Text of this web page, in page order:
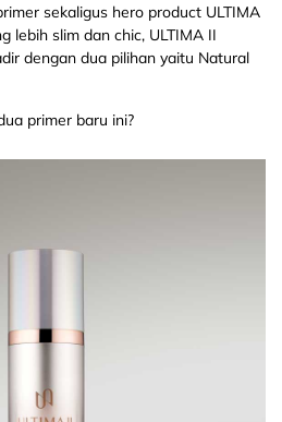
sekaligus hero product ULTIMA
lebih slim dan chic, ULTIMA II
dengan dua pilihan yaitu Natural
primer baru ini?